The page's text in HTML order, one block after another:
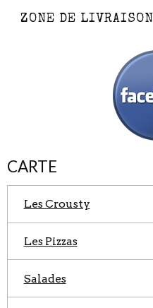
ZONE DE LIVRAISON
CARTE
Les Crousty
Les Pizzas
Salades